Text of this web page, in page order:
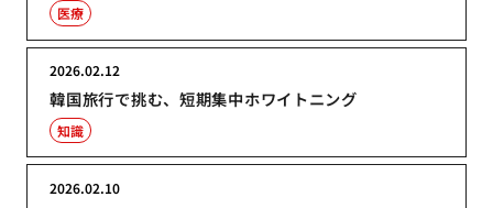
医療
韓国旅行で挑む、短期集中ホワイトニング
2026.02.12
知識
2026.02.10